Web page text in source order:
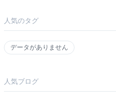
人気のタグ
データがありません
人気ブログ